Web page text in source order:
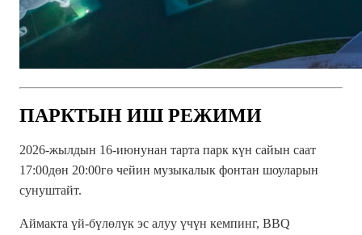
ПАРКТЫН ИШ РЕЖИМИ
2026-жылдын 16-июнунан тарта парк күн сайын саат
17:00дөн 20:00гө чейин музыкалык фонтан шоуларын
сунуштайт.
Аймакта үй-бүлөлүк эс алуу үчүн кемпинг, BBQ